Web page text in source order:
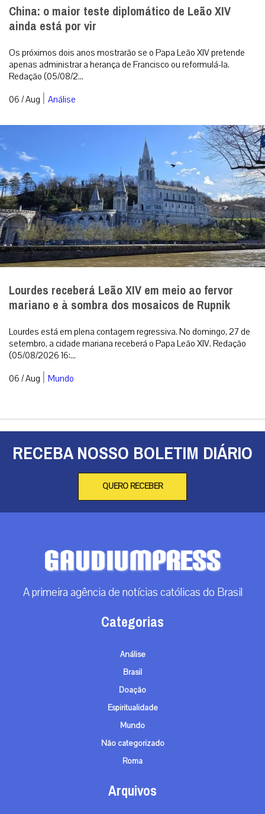
China: o maior teste diplomático de Leão XIV
ainda está por vir
Os próximos dois anos mostrarão se o Papa Leão XIV pretende
apenas administrar a herança de Francisco ou reformulá-la.
Redação (05/08/2...
06 / Aug | Análise
Lourdes receberá Leão XIV em meio ao fervor
mariano e à sombra dos mosaicos de Rupnik
Lourdes está em plena contagem regressiva. No domingo, 27 de
setembro, a cidade mariana receberá o Papa Leão XIV. Redação
(05/08/2026 16:...
06 / Aug | Mundo
RECEBA NOSSO BOLETIM DIÁRIO
QUERO RECEBER
A primeira agência de notícias católicas do Brasil
Categorias
Análise
Brasil
Doação
Espiritualidade
Mundo
Não categorizado
Roma
Arquivos